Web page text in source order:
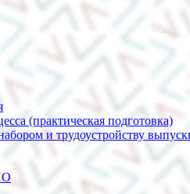
(практическая подготовка)
и трудоустройству